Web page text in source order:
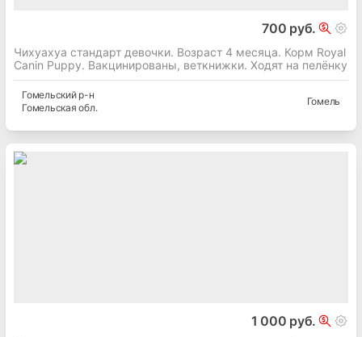
700 руб.
Чихуахуа стандарт девочки. Возраст 4 месяца. Корм Royal
Canin Puppy. Вакцинированы, веткнижки. Ходят на пелёнку
Гомельскийр-н
Гомельская обл.
Гомель
1 000 руб.